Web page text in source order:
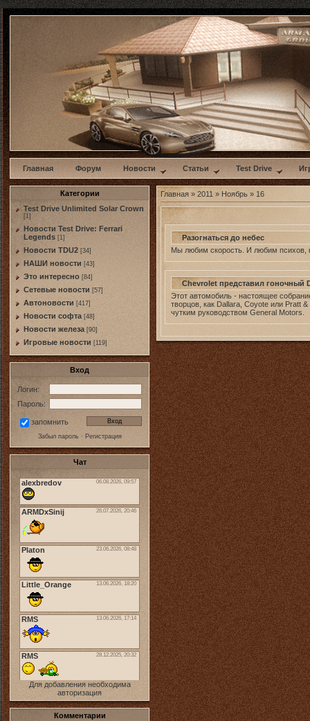
w
Главная Форум Новости Статьи Test Drive
Категории
Test Drive Unlimited Solar Crown
[1]
Новости Test Drive: Ferrari
Legends [1]
Новости TDU2 [34]
НАШИ новости [43]
Это интересно [84]
Сетевые новости [57]
Автоновости [417]
Новости софта [48]
Новоcти железа [90]
Игровые новости [119]
Вход
Логин:
Пароль:
запомнить
Забыл пароль· Регистрация
Чат
Для добавления необходима
авторизация
Комментарии
Главная » 2011 » Ноябрь » 16
Разогнаться до небес
Мы любим скорость. И любим психов,
Chevrolet представил гоночный
Этот автомобиль - настоящее
творцов, как Dallara, Coyote или Pratt
чутким руководством General Motors.